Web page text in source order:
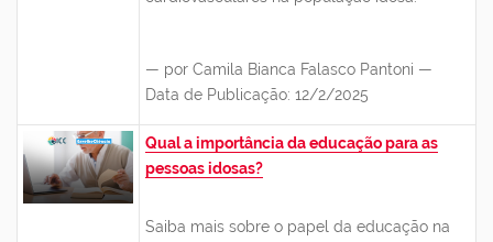
— por Camila Bianca Falasco Pantoni —
Data de Publicação: 12/2/2025
Qual a importância da educação para as
pessoas idosas?
Saiba mais sobre o papel da educação na